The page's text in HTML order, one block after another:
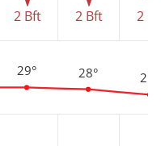
2 Bft
29°
2 Bft
28°
2
25°